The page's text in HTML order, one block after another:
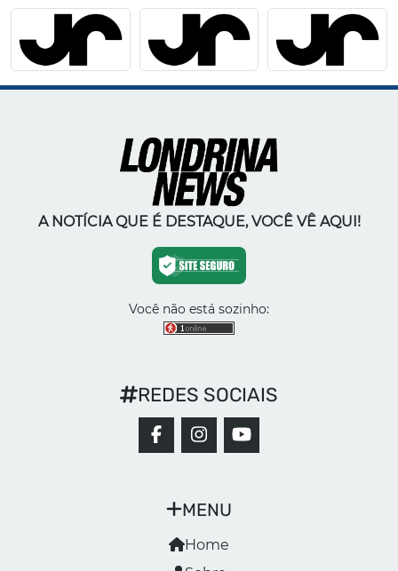
A NOTÍCIA QUE É DESTAQUE, VOCÊ VÊ AQUI!
Você não está sozinho:
MENU
Home
REDES SOCIAIS